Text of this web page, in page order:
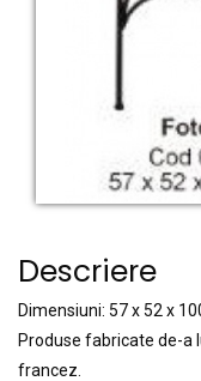
Descriere
Dimensiuni: 57 x 52 x
Produse fabricate de-a
francez.